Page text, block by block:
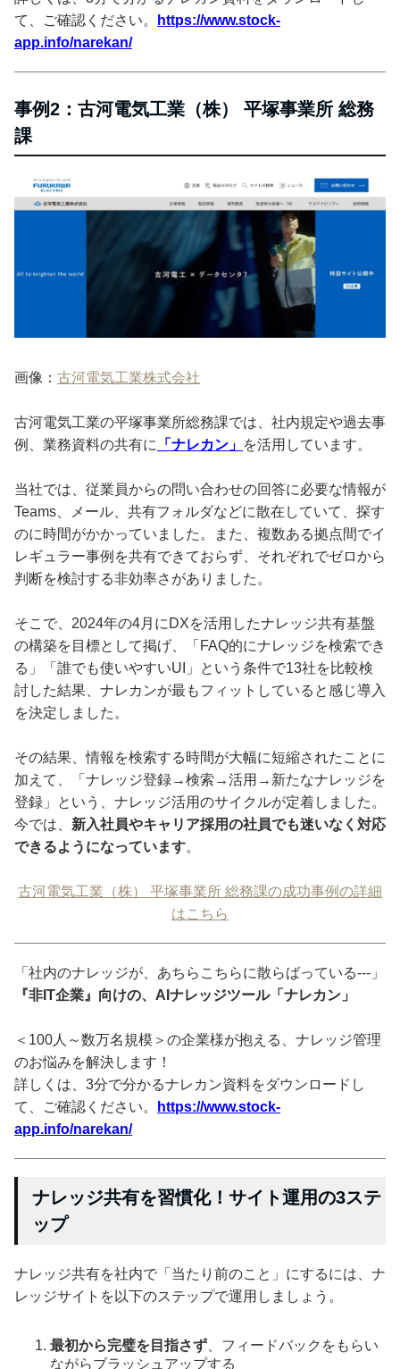
て、ご確認ください。
https://www.stock-
app.info/narekan/
事例2：古河電気工業（株） 平塚事業所 総務
課
画像： 古河電気工業株式会社
古河電気工業の平塚事業所総務課では、社内規定や過去事
例、業務資料の共有に
「ナレカン」 を活用しています。
当社では、従業員からの問い合わせの回答に必要な情報が
Teams、メール、共有フォルダなどに散在していて、探す
のに時間がかかっていました。また、複数ある拠点間でイ
レギュラー事例を共有できておらず、それぞれでゼロから
判断を検討する非効率さがありました。
そこで、2024年の4月にDXを活用したナレッジ共有基盤
の構築を目標として掲げ、「FAQ的にナレッジを検索でき
る」「誰でも使いやすいUI」という条件で13社を比較検
討した結果、ナレカンが最もフィットしていると感じ導入
を決定しました。
その結果、情報を検索する時間が大幅に短縮されたことに
加えて、「ナレッジ登録→検索→活用→新たなナレッジを
登録」という、ナレッジ活用のサイクルが定着しました。
今では、 新入社員やキャリア採用の社員でも迷いなく対応
できるようになっています。
古河電気工業（株） 平塚事業所 総務課の成功事例の詳細
はこちら
「社内のナレッジが、あちらこちらに散らばっている---」
『非IT企業』向けの、AIナレッジツール「ナレカン」
＜100人～数万名規模＞の企業様が抱える、ナレッジ管理
のお悩みを解決します！
詳しくは、3分で分かるナレカン資料をダウンロードし
て、ご確認ください。
https://www.stock-
app.info/narekan/
ナレッジ共有を習慣化！サイト運用の3ステ
ップ
ナレッジ共有を社内で「当たり前のこと」にするには、ナ
レッジサイトを以下のステップで運用しましょう。
最初から完璧を目指さず 、フィードバックをもらい
ながらブラッシュアップする